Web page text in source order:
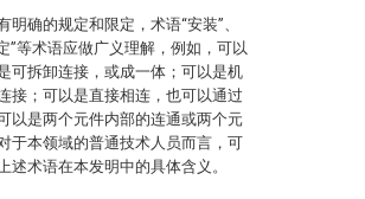
明确的规定和限定，术语“安装”、
”等术语应做广义理解，例如，可以
可拆卸连接，或成一体；可以是机
接；可以是直接相连，也可以通过
以是两个元件内部的连通或两个元
于本领域的普通技术人员而言，可
述术语在本发明中的具体含义。